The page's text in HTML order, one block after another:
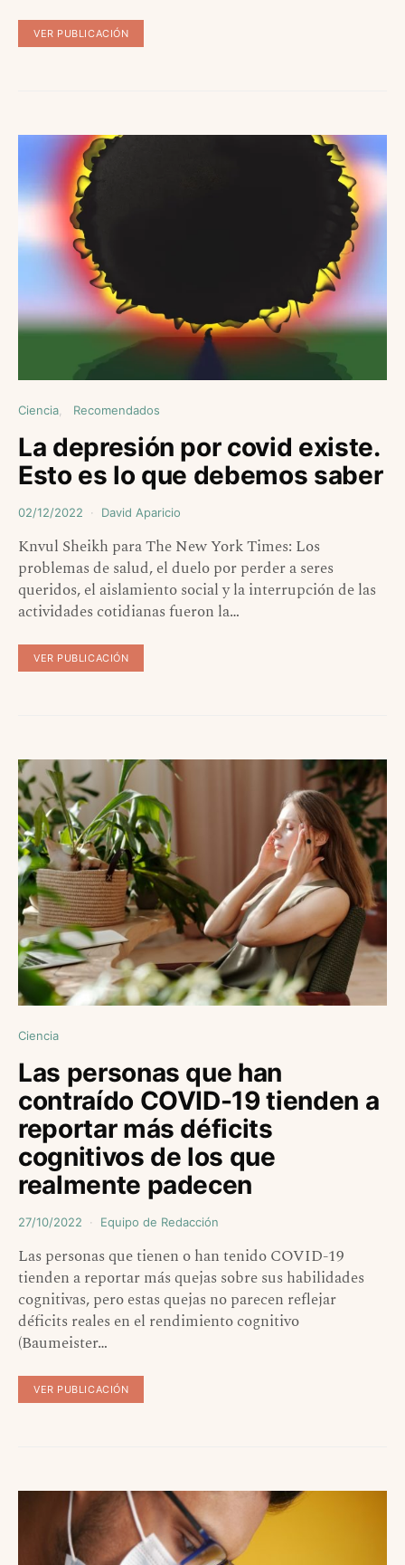
VER PUBLICACIÓN
Ciencia Recomendados
La depresión por covid existe.
Esto es lo que debemos saber
02/12/2022 David Aparicio
Knvul Sheikh para The New York Times: Los
problemas de salud, el duelo por perder a seres
queridos, el aislamiento social y la interrupción de las
actividades cotidianas fueron la…
VER PUBLICACIÓN
Ciencia
Las personas que han
contraído COVID-19 tienden a
reportar más déficits
cognitivos de los que
realmente padecen
27/10/2022 Equipo de Redacción
Las personas que tienen o han tenido COVID-19
tienden a reportar más quejas sobre sus habilidades
cognitivas, pero estas quejas no parecen reflejar
déficits reales en el rendimiento cognitivo
(Baumeister…
VER PUBLICACIÓN